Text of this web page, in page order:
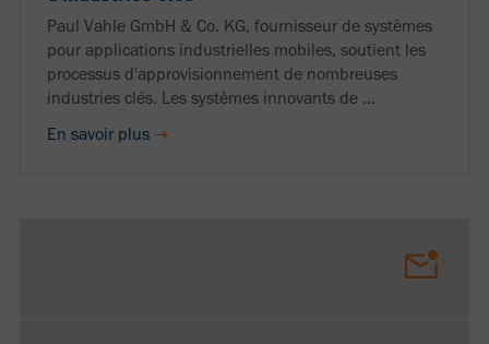
Paul Vahle GmbH & Co. KG, fournisseur de systèmes
pour applications industrielles mobiles, soutient les
processus d'approvisionnement de nombreuses
industries clés. Les systèmes innovants de ...
En savoir plus